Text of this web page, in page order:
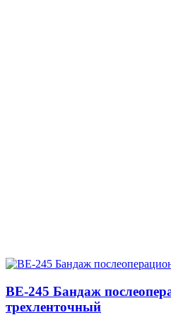
BE-245 Бандаж
трехленточный